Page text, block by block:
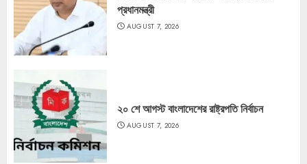
প্রধানমন্ত্রী
AUGUST 7, 2026
২০ শে আগস্ট বাংলাদেশের রাষ্ট্রপতি নির্বাচন
AUGUST 7, 2026